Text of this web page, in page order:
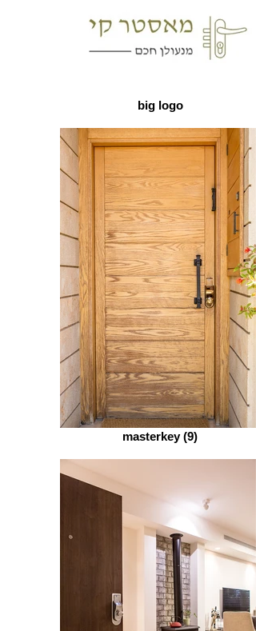
big logo
masterkey (9)